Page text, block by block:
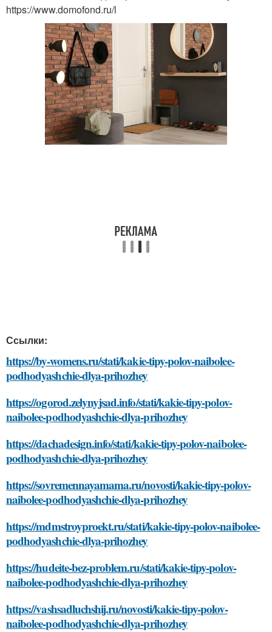
https://www.domofond.ru/l
Ссылки:
https://by-womens.ru/stati/kakie-tipy-polov-naibolee-
podhodyashchie-dlya-prihozhey
https://ogorod.zelynyjsad.info/stati/kakie-tipy-polov-
naibolee-podhodyashchie-dlya-prihozhey
https://dachadesign.info/stati/kakie-tipy-polov-naibolee-
podhodyashchie-dlya-prihozhey
https://sovremennayamama.ru/novosti/kakie-tipy-polov-
naibolee-podhodyashchie-dlya-prihozhey
https://mdmstroyproekt.ru/stati/kakie-tipy-polov-naibolee-
podhodyashchie-dlya-prihozhey
https://hudeite-bez-problem.ru/stati/kakie-tipy-polov-
naibolee-podhodyashchie-dlya-prihozhey
https://vashsadluchshij.ru/novosti/kakie-tipy-polov-
naibolee-podhodyashchie-dlya-prihozhey